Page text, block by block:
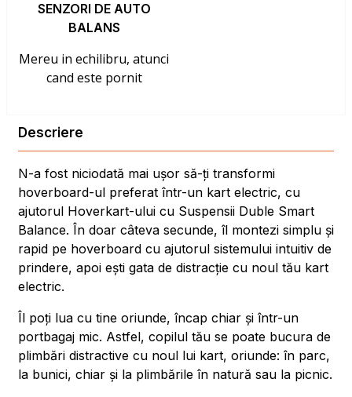
SENZORI DE AUTO
BALANS
Mereu in echilibru, atunci
cand este pornit
Descriere
N-a fost niciodată mai ușor să-ți transformi
hoverboard-ul preferat într-un kart electric, cu
ajutorul Hoverkart-ului cu Suspensii Duble Smart
Balance. În doar câteva secunde, îl montezi simplu și
rapid pe hoverboard cu ajutorul sistemului intuitiv de
prindere, apoi ești gata de distracție cu noul tău kart
electric.
Îl poți lua cu tine oriunde, încap chiar și într-un
portbagaj mic. Astfel, copilul tău se poate bucura de
plimbări distractive cu noul lui kart, oriunde: în parc,
la bunici, chiar și la plimbările în natură sau la picnic.